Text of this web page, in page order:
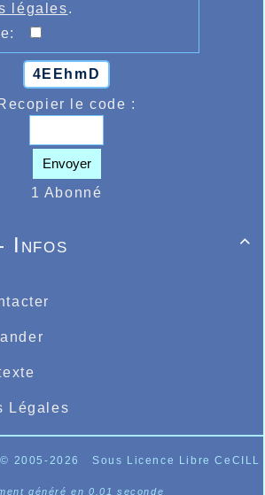
légales.
4EEhmD
le code :
Envoyer
1 Abonné

Infos
Légales
© 2005-2026 Sous Licence Libre CeCILL
généré en 0.01 seconde